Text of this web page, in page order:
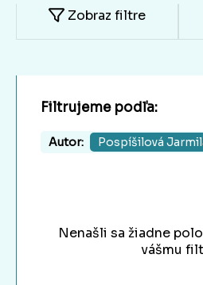
Zobraz filtre
Filtrujeme podľa:
Autor: Pospíšilová
Nenašli sa žiadne
vášmu